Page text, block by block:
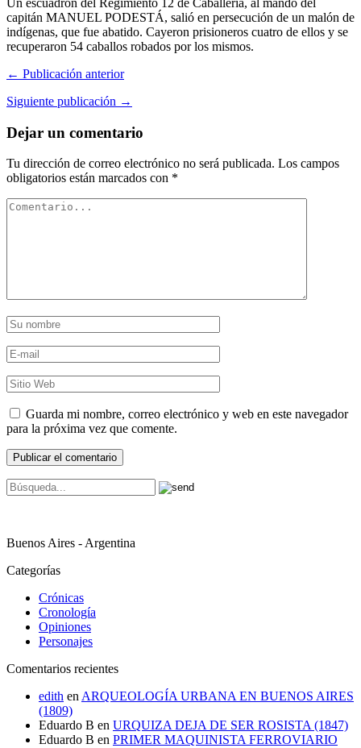
capitán MANUEL PODESTÁ, salió en persecución de un malón de
indígenas, que fue abatido. Cayeron prisioneros cuatro de ellos y se
recuperaron 54 caballos robados por los mismos.
← Publicación anterior
Siguiente publicación →
Dejar un comentario
Tu dirección de correo electrónico no será publicada. Los campos
obligatorios están marcados con *
Guarda mi nombre, correo electrónico y web en este navegador
para la próxima vez que comente.
Buenos Aires - Argentina
Categorías
Crónicas
Cronología
Opiniones
Personajes
Comentarios recientes
edith en ARQUEOLOGÍA URBANA EN BUENOS AIRES
(1809)
Eduardo B en URQUIZA DEJA DE SER ROSISTA (1847)
Eduardo B en PRIMER MAQUINISTA FERROVIARIO